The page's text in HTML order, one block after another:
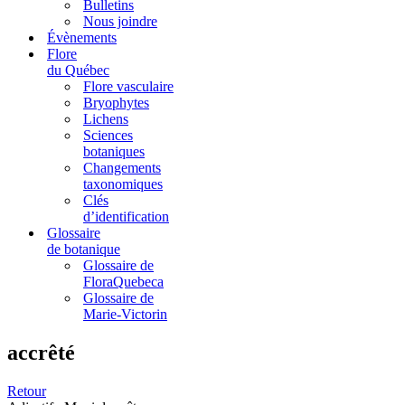
Bulletins
Nous joindre
Évènements
Flore
du Québec
Flore vasculaire
Bryophytes
Lichens
Sciences
botaniques
Changements
taxonomiques
Clés
d’identification
Glossaire
de botanique
Glossaire de
FloraQuebeca
Glossaire de
Marie-Victorin
accrêté
Retour